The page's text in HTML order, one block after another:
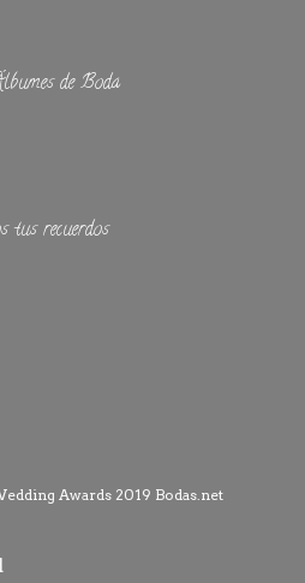
de Boda
tus recuerdos